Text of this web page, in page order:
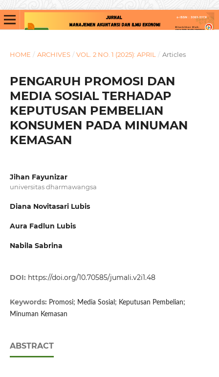
HOME / ARCHIVES / VOL. 2 NO. 1 (2025): APRIL / Articles
PENGARUH PROMOSI DAN
MEDIA SOSIAL TERHADAP
KEPUTUSAN PEMBELIAN
KONSUMEN PADA MINUMAN
KEMASAN
Jihan Fayunizar
universitas dharmawangsa
Diana Novitasari Lubis
Aura Fadlun Lubis
Nabila Sabrina
DOI: https://doi.org/10.70585/jumali.v2i1.48
Keywords: Promosi; Media Sosial; Keputusan Pembelian;
Minuman Kemasan
ABSTRACT